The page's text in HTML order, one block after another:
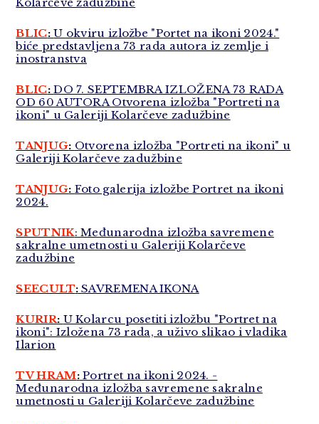
BLIC: U okviru izložbe "Portet na ikoni 2024."
biće predstavljena 73 rada autora iz zemlje i
inostranstva
BLIC: DO 7. SEPTEMBRA IZLOŽENA 73 RADA
OD 60 AUTORA Otvorena izložba "Portreti na
ikoni" u Galeriji Kolarčeve zadužbine
TANJUG: Otvorena izložba "Portreti na ikoni" u
Galeriji Kolarčeve zadužbine
TANJUG: Foto galerija izložbe Portret na ikoni
2024.
SPUTNIK:Međunarodna izložba savremene
sakralne umetnosti u Galeriji Kolarčeve
zadužbine
SEECULT: SAVREMENA IKONA
KURIR: U Kolarcu posetiti izložbu "Portret na
ikoni": Izložena 73 rada, a uživo slikao i vladika
Ilarion
TV HRAM: Portret na ikoni 2024. -
Međunarodna izložba savremene sakralne
umetnosti u Galeriji Kolarčeve zadužbine